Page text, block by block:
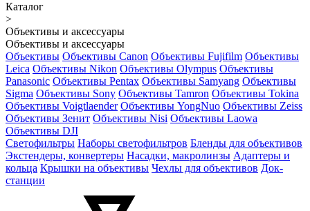
Каталог
>
Объективы и аксессуары
Объективы и аксессуары
Объективы Объективы Canon Объективы Fujifilm Объективы
Leica Объективы Nikon Объективы Olympus Объективы
Panasonic Объективы Pentax Объективы Samyang Объективы
Sigma Объективы Sony Объективы Tamron Объективы Tokina
Объективы Voigtlaender Объективы YongNuo Объективы Zeiss
Объективы Зенит Объективы Nisi Объективы Laowa
Объективы DJI
Светофильтры Наборы светофильтров Бленды для объективов
Экстендеры, конвертеры Насадки, макролинзы Адаптеры и
кольца Крышки на объективы Чехлы для объективов Док-
станции